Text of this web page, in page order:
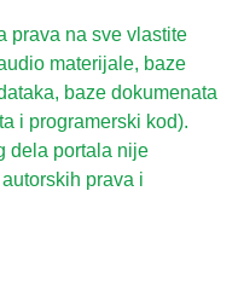
prava na sve vlastite
materijale, baze
baze dokumenata
i programerski kod).
dela portala nije
prava i